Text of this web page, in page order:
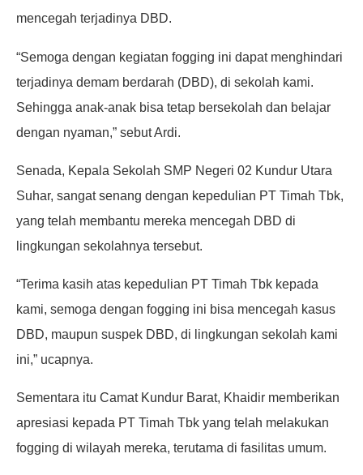
mencegah terjadinya DBD.
“Semoga dengan kegiatan fogging ini dapat menghindari
terjadinya demam berdarah (DBD), di sekolah kami.
Sehingga anak-anak bisa tetap bersekolah dan belajar
dengan nyaman,” sebut Ardi.
Senada, Kepala Sekolah SMP Negeri 02 Kundur Utara
Suhar, sangat senang dengan kepedulian PT Timah Tbk,
yang telah membantu mereka mencegah DBD di
lingkungan sekolahnya tersebut.
“Terima kasih atas kepedulian PT Timah Tbk kepada
kami, semoga dengan fogging ini bisa mencegah kasus
DBD, maupun suspek DBD, di lingkungan sekolah kami
ini,” ucapnya.
Sementara itu Camat Kundur Barat, Khaidir memberikan
apresiasi kepada PT Timah Tbk yang telah melakukan
fogging di wilayah mereka, terutama di fasilitas umum.